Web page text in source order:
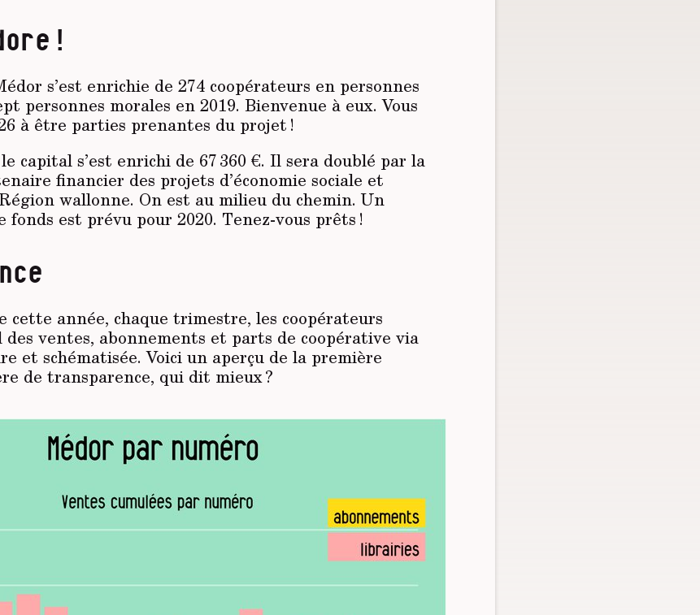
!
s’est enrichie de 274 coopé­rateurs en personnes
personnes morales en 2019. Bienvenue à eux. Vous
à être parties prenantes du projet !
capital s’est enrichi de 67 360 €. Il sera doublé par la
financier des projets d’économie sociale et
wallonne. On est au milieu du chemin. Un
fonds est prévu pour 2020. Tenez-vous prêts !
cette année, chaque trimestre, les coopérateurs
ventes, abonnements et parts de coopérative via
et schématisée. Voici un aperçu de la première
de transparence, qui dit mieux ?